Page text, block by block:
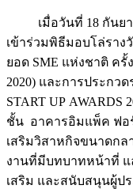
เมื่อวันที่ 18 กันย
เข้าร่วมพิธีมอบโล่ราง
ยอด SME แห่งชาติ ครั้
2020) และการประกวด
START UP
ชั้น อาคารอิมแพ็ค ฟอ
เสริมวิสาหกิจขนาดกล
งานที่มีบทบาทหน้าที่ แ
เสริม และสนับสนุนผู้ป